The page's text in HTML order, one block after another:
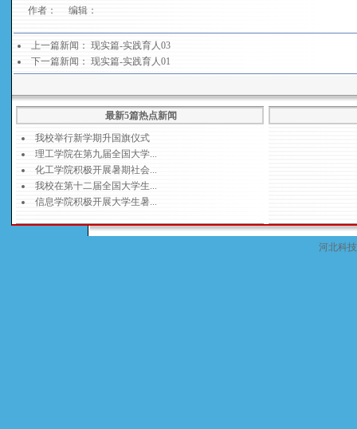
作者： 编辑：
上一篇新闻： 现实篇-实践育人03
下一篇新闻： 现实篇-实践育人01
最新5篇热点新闻
河北科